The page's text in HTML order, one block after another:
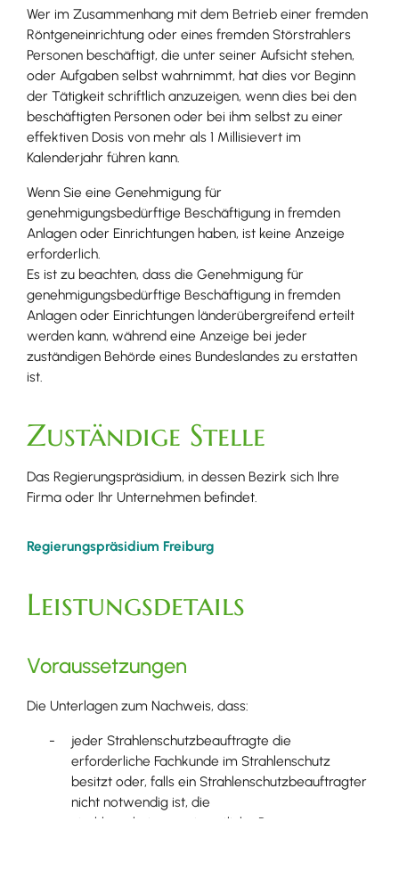
Wer im Zusammenhang mit dem Betrieb einer fremden
Röntgeneinrichtung oder eines fremden Störstrahlers
Personen beschäftigt, die unter seiner Aufsicht stehen,
oder Aufgaben selbst wahrnimmt, hat dies vor Beginn
der Tätigkeit schriftlich anzuzeigen, wenn dies bei den
beschäftigten Personen oder bei ihm selbst zu einer
effektiven Dosis von mehr als 1 Millisievert im
Kalenderjahr führen kann.
Wenn Sie eine Genehmigung für
genehmigungsbedürftige Beschäftigung in fremden
Anlagen oder Einrichtungen haben, ist keine Anzeige
erforderlich.
Es ist zu beachten, dass die Genehmigung für
genehmigungsbedürftige Beschäftigung in fremden
Anlagen oder Einrichtungen länderübergreifend erteilt
werden kann, während eine Anzeige bei jeder
zuständigen Behörde eines Bundeslandes zu erstatten
ist.
Zuständige Stelle
Das Regierungspräsidium, in dessen Bezirk sich Ihre
Firma oder Ihr Unternehmen befindet.
Regierungspräsidium Freiburg
Leistungsdetails
Voraussetzungen
Die Unterlagen zum Nachweis, dass:
jeder Strahlenschutzbeauftragte die
erforderliche Fachkunde im Strahlenschutz
besitzt oder, falls ein Strahlenschutzbeauftragter
nicht notwendig ist, die
strahlenschutzverantwortliche Person,